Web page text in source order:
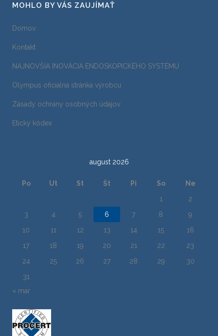
MOHLO BY VÁS ZAUJÍMAŤ
Domov
Kontakt
NAJNOVŠIA INOVÁCIA ENDOSKOPICKÉHO SYSTÉMU
Olympus oficialna stránka výrobcu
Zásady ochrany osobných údajov
Etický kódex
august 2026
Po Ut St Št Pi So
Ne
1
2
3
4 5 6 7 8
9
10
11 12 13 14 15
16
17
18 19 20 21 22
23
24
25 26 27 28 29
30
31
« mar